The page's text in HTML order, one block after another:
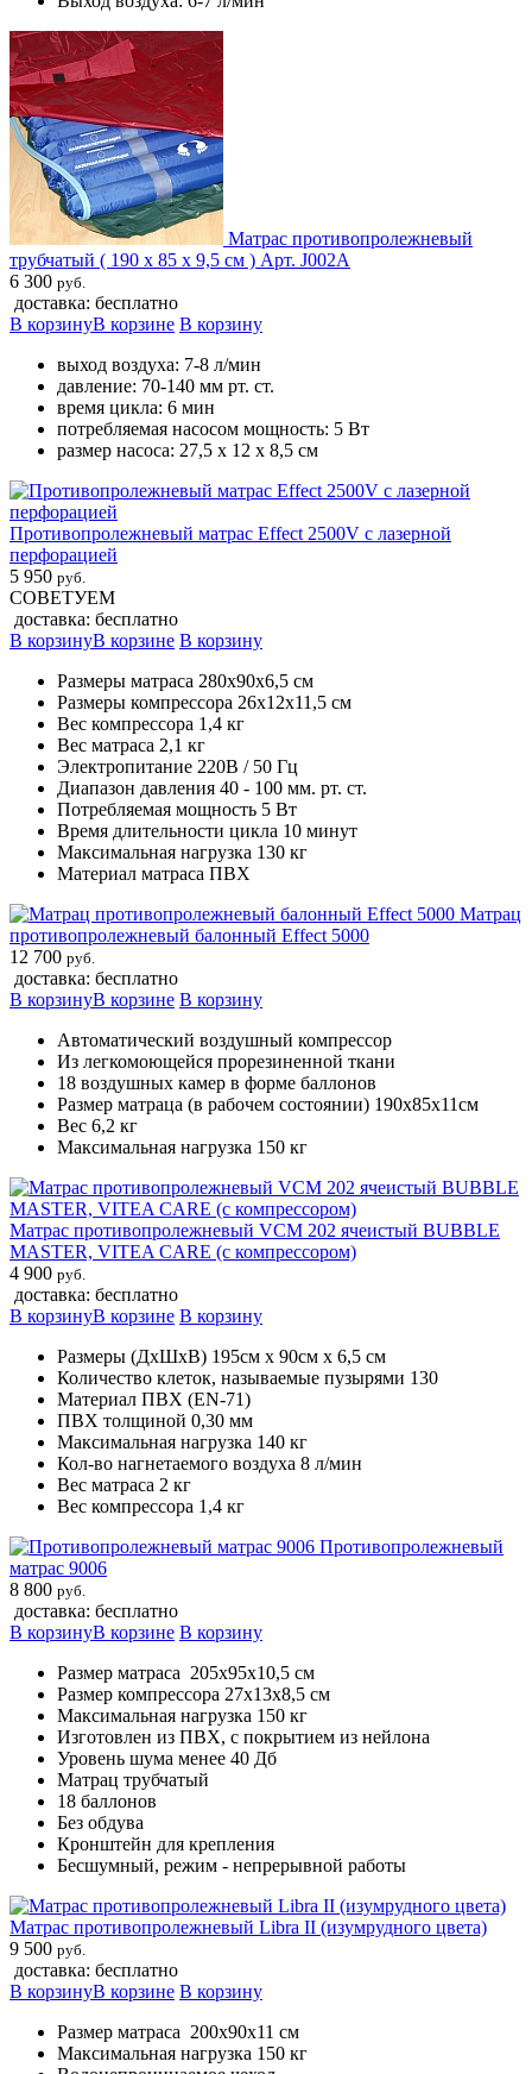
​ Матрас противопролежневый
трубчатый ( 190 х 85 х 9,5 см ) Арт. J002А
6 300 руб.
доставка: бесплатно
В корзинуВ корзине В корзину
выход воздуха: 7-8 л/мин
давление: 70-140 мм рт. ст.
время цикла: 6 мин
потребляемая насосом мощность: 5 Вт
размер насоса: 27,5 х 12 х 8,5 см
Противопролежневый матрас Effect 2500V с лазерной
перфорацией
5 950 руб.
СОВЕТУЕМ
доставка: бесплатно
В корзинуВ корзине В корзину
Размеры матраса 280х90х6,5 см
Размеры компрессора 26х12х11,5 см
Вес компрессора 1,4 кг
Вес матраса 2,1 кг
Электропитание 220В / 50 Гц
Диапазон давления 40 - 100 мм. рт. ст.
Потребляемая мощность 5 Вт
Время длительности цикла 10 минут
Максимальная нагрузка 130 кг
Материал матраса ПВХ
Матрац
противопролежневый балонный Effect 5000
12 700 руб.
доставка: бесплатно
В корзинуВ корзине В корзину
Автоматический воздушный компрессор
Из легкомоющейся прорезиненной ткани
18 воздушных камер в форме баллонов
Размер матраца (в рабочем состоянии) 190х85х11см
Вес 6,2 кг
Максимальная нагрузка 150 кг
Матрас противопролежневый VCM 202 ячеистый BUBBLE
MASTER, VITEA CARE (с компрессором)
4 900 руб.
доставка: бесплатно
В корзинуВ корзине В корзину
Размеры (ДхШхВ) 195см х 90см х 6,5 см
Количество клеток, называемые пузырями 130
Материал ПВХ (EN-71)
ПВХ толщиной 0,30 мм
Максимальная нагрузка 140 кг
Кол-во нагнетаемого воздуха 8 л/мин
Вес матраса 2 кг
Вес компрессора 1,4 кг
Противопролежневый
матрас 9006
8 800 руб.
доставка: бесплатно
В корзинуВ корзине В корзину
Размер матраса 205х95х10,5 см
Размер компрессора 27х13х8,5 см
Максимальная нагрузка 150 кг
Изготовлен из ПВХ, с покрытием из нейлона
Уровень шума менее 40 Дб
Матрац трубчатый
18 баллонов
Без обдува
Кронштейн для крепления
Бесшумный, режим - непрерывной работы
Матрас противопролежневый Libra II (изумрудного цвета)
9 500 руб.
доставка: бесплатно
В корзинуВ корзине В корзину
Размер матраса 200х90х11 см
Максимальная нагрузка 150 кг